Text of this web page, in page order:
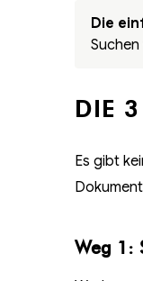
Die
DIE 3
Es gibt
Weg 1: